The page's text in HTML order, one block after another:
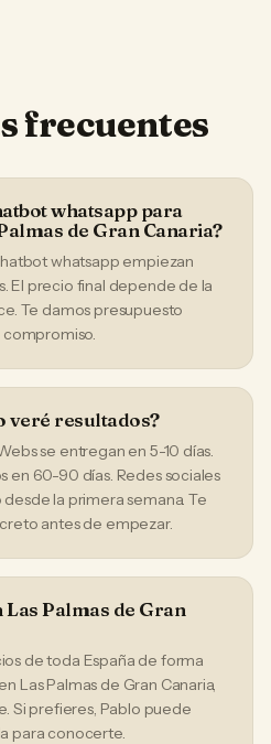
frecuentes
whatsapp para
de Gran Canaria?
whatsapp empiezan
El precio final depende de la
Te damos presupuesto
compromiso.
veré resultados?
se entregan en 5-10 días.
en 60-90 días. Redes sociales
la primera semana. Te
antes de empezar.
Palmas de Gran
de toda España de forma
Las Palmas de Gran Canaria,
Si prefieres, Pablo puede
para conocerte.